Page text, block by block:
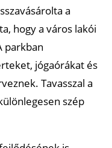
a
hogy a város lakói
parkban
jógaórákat és
Tavasszal a
szép